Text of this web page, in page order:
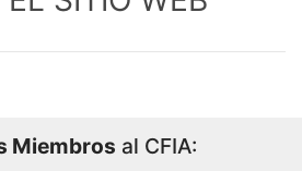
Miembros al CFIA: